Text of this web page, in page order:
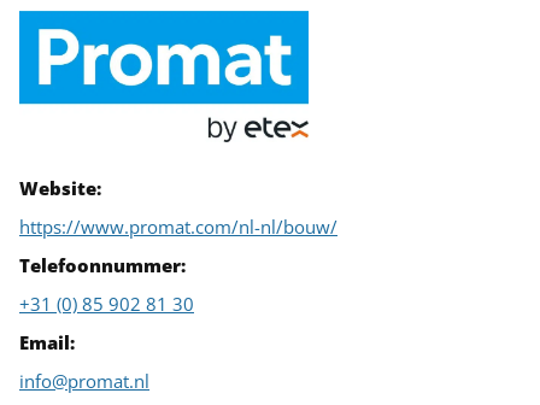
Website:
https://www.promat.com/nl-nl/bouw/
Telefoonnummer:
+31 (0) 85 902 81 30
Email:
info@promat.nl